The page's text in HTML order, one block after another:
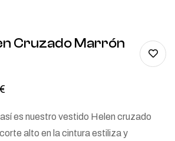
Cruzado Marrón
€
es nuestro vestido Helen cruzado
alto en la cintura estiliza y